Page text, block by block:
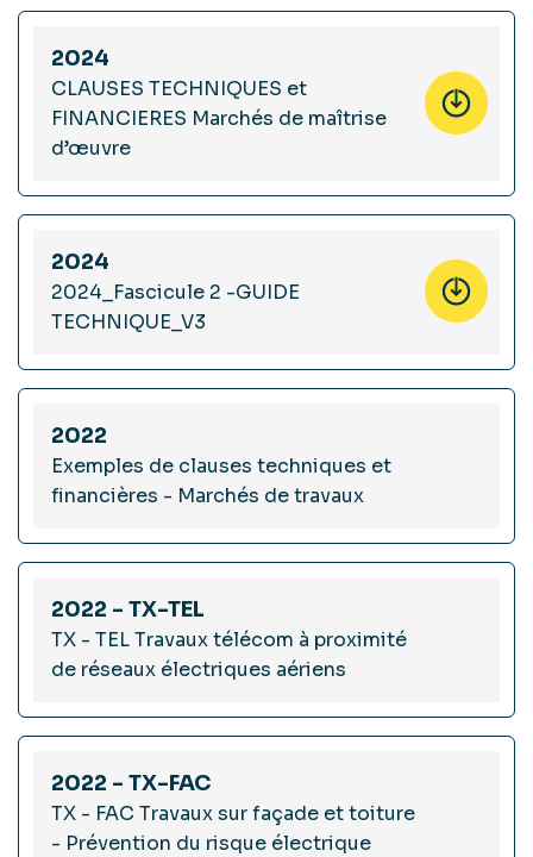
2024
CLAUSES TECHNIQUES et
FINANCIERES Marchés de maîtrise
d’œuvre
2024
2024_Fascicule 2 -GUIDE
TECHNIQUE_V3
2022
Exemples de clauses techniques et
financières - Marchés de travaux
2022 - TX-TEL
TX - TEL Travaux télécom à proximité
de réseaux électriques aériens
2022 - TX-FAC
TX - FAC Travaux sur façade et toiture
- Prévention du risque électrique